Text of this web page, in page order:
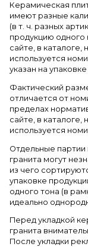
Керамическая
имеют разные
(в т. ч. разных
продукцию одного
сайте, в каталоге,
используется
указан на
Фактический
отличается от
пределах
сайте, в каталоге,
используется
Отдельные партии
гранита могут
из чего
упаковке
одного тона (в
идеально
Перед укладкой
гранита
После укладки